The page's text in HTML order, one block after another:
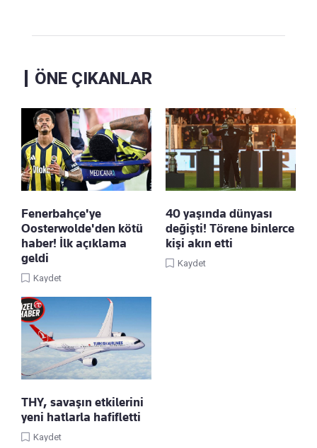
ÖNE ÇIKANLAR
Fenerbahçe'ye
Oosterwolde'den kötü
haber! İlk açıklama
geldi
Kaydet
40 yaşında dünyası
değişti! Törene binlerce
kişi akın etti
Kaydet
THY, savaşın etkilerini
yeni hatlarla hafifletti
Kaydet